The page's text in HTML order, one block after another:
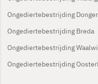
Ongediertebestrijding
Ongediertebestrijding Breda
Ongediertebestrijding
Ongediertebestrijding